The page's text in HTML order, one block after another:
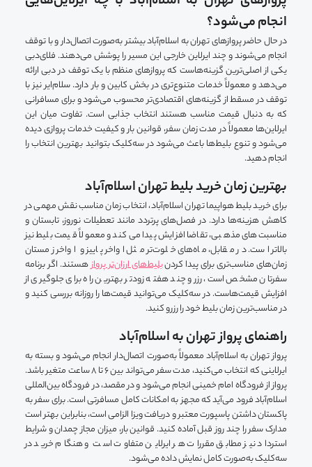
انجام می‌شود؟
در حال حاضر پروازهای تهران به اسلام‌آباد بیشتر به‌صورت اتصال‌دار و با توقف
انجام می‌شوند و چند ایرلاین خارجی این مسیر را پوشش می‌دهند. فلای‌دبی
یکی از اصلی‌ترین گزینه‌هاست که پروازهای منظم با یک توقف در دبی ارائه
می‌دهد و معمولاً خدمات متنوع‌تری در بخش کابین و بار دارد. سلام‌ایر نیز با
توقف در مسقط از گزینه‌های اقتصادی‌تر محسوب می‌شود و برای مسافرانی
که به دنبال قیمت مناسب هستند انتخاب جذابی است. تفاوت میان این
ایرلاین‌ها معمولاً در مدت زمان سفر، قوانین بار و کیفیت خدمات پروازی دیده
می‌شود و تنوع بلیط‌ها باعث می‌شود در سه‌کلیک بتوانید بهترین انتخاب را
انجام دهید.
بهترین زمان خرید بلیط تهران اسلام‌آباد
برای خرید بلیط هواپیما تهران اسلام‌آباد، انتخاب زمان مناسب نقش مهمی در
کاهش هزینه‌ها دارد. در فصل‌های پرتردد مانند تعطیلات نوروز، تابستان و
مناسبت‌های مذهبی، تقاضا افزایش پیدا می‌کند و معمولاً قیمت بلیط نیز
بالاتر است. در مقابل، ماه‌های خلوت‌تر مثل اواخر پاییز و اواخر زمستان
زمان‌های مناسب‌تری برای پیدا کردنبلیط‌های ارزان‌تر پروازهستند. اگر برنامه
سفرتان مشخص است، رزرو چند هفته زودتر بهترین راه برای جلوگیری از
افزایش قیمت‌هاست. در سه‌کلیک می‌توانید قیمت‌ها را روزانه بررسی کنید و
در مناسب‌ترین زمان بلیط خود را رزرو کنید.
راهنمای پرواز تهران به اسلام‌آباد
پرواز تهران به اسلام‌آباد معمولاً به‌صورت اتصال‌دار انجام می‌شود و بسته به
ایرلاینی که انتخاب می‌کنید، مدت سفر می‌تواند بین ۶ تا 8 ساعت متغیر باشد.
پرواز از فرودگاه امام خمینی انجام می‌شود و در مقصد، در فرودگاه بین‌المللی
اسلام‌آباد فرود می‌آید که مجهز به امکانات کامل مسافرتی است. برای سفر به
پاکستان داشتن پاسپورت معتبر و دریافت ویزا الزامی است، بنابراین بهتر است
مدارک سفر را چند روز قبل آماده کنید. قوانین بار، میزان مجاز چمدان و شرایط
استرداد نیز مطابق مقررات هر ایرلاین متفاوت است و هنگام خرید در
سه‌کلیک به‌صورت کامل نمایش داده می‌شود.